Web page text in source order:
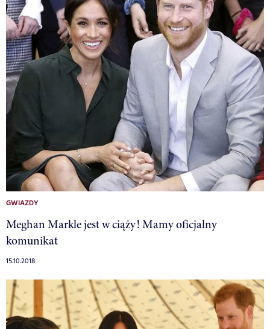
GWIAZDY
Meghan Markle jest w ciąży! Mamy oficjalny
komunikat
15.10.2018